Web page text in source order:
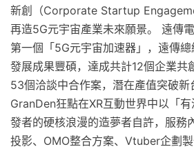
新創（Corporate Startup
再造5G元宇宙產業未來願景。 遠傳
第一個「5G元宇宙加速器」，遠傳總
發展成果豐碩，達成共計12個企業共
53個洽談中合作案，潛在產值突破新
GranDen狂點在XR互動世界中以「
發者的硬核浪漫的造夢者自許，服務
投影、OMO整合方案、Vtuber企劃